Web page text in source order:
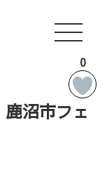
鹿沼市フェ
0